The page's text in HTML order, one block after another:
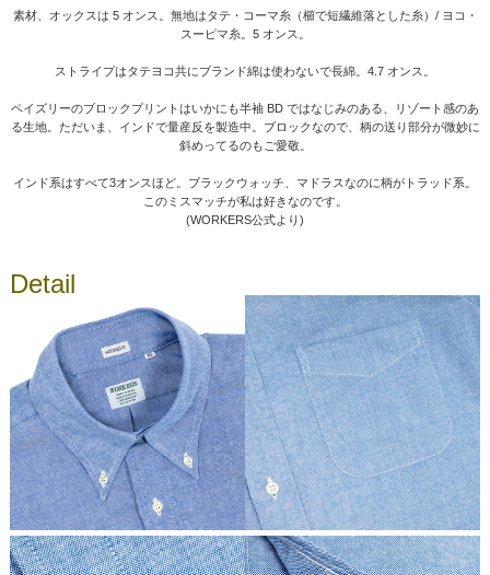
素材、オックスは 5 オンス。無地はタテ・コーマ糸（櫛で短繊維落とした糸）/ ヨコ・
スーピマ糸。5 オンス。
ストライプはタテヨコ共にブランド綿は使わないで長綿。4.7 オンス。
ペイズリーのブロックプリントはいかにも半袖 BD ではなじみのある、リゾート感のあ
る生地。ただいま、インドで量産反を製造中。ブロックなので、柄の送り部分が微妙に
斜めってるのもご愛敬。
インド系はすべて3オンスほど。ブラックウォッチ、マドラスなのに柄がトラッド系。
このミスマッチが私は好きなのです。
(WORKERS公式より)
Detail